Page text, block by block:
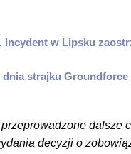
w Lipsku
dnia strajku Groundforce
dalsze
decyzji o